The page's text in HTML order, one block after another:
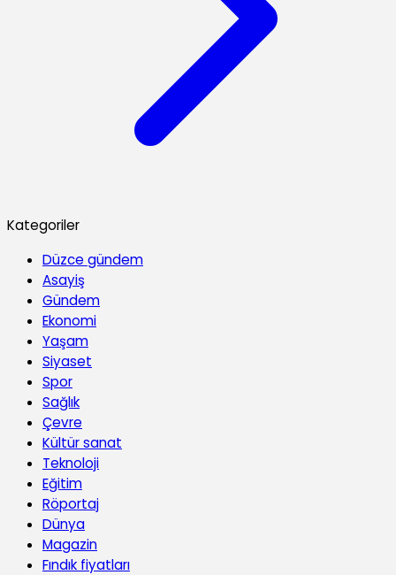
Kategoriler
Düzce gündem
Asayiş
Gündem
Ekonomi
Yaşam
Siyaset
Spor
Sağlık
Çevre
Kültür sanat
Teknoloji
Eğitim
Röportaj
Dünya
Magazin
Fındık fiyatları